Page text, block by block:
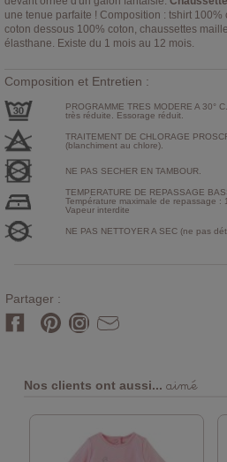
une tenue parfaite ! Composition : tshirt
coton dessous 100% coton, chaussettes
élasthane. Existe du 1 mois au 12 mois.
Composition et Entretien :
PROGRAMME TRES MODERE A 30°
très réduite. Essorage réduit.
TRAITEMENT DE CHLORAGE
(blanchiment au chlore).
NE PAS SECHER EN TAMBOUR.
TEMPERATURE DE REPASSAGE
Température maximale de repassage :
Vapeur interdite
NE PAS NETTOYER A SEC (ne pas
Partager :
Nos clients ont aussi... aimé